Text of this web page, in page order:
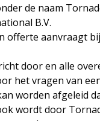
de naam
B.V.
offerte aanvraagt
door en alle
het vragen van
worden afgeleid
wordt door